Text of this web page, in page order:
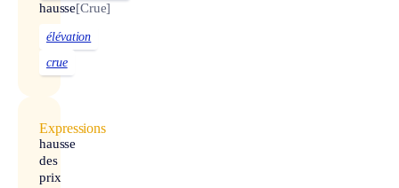
hausse[Crue]
élévation
crue
Expressions
hausse
des
prix